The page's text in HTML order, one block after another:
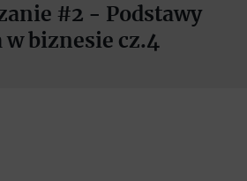
#2 - Podstawy
w biznesie cz.4